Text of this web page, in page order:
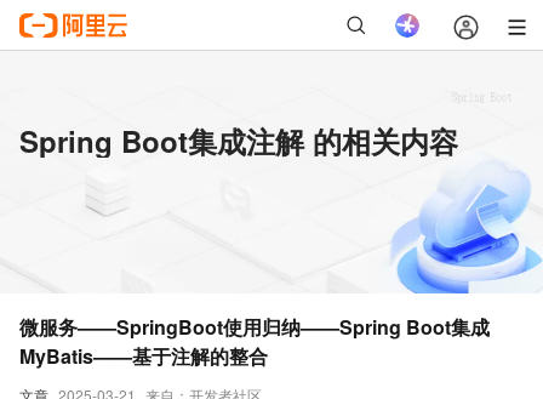
Spring Boot集成注解 的相关内容
文章 2025-03-21 来自：开发者社区
微服务——SpringBoot使用归纳——Spring Boot集成
MyBatis——基于注解的整合